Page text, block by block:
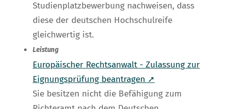
Studienplatzbewerbung nachweisen, dass
diese der deutschen Hochschulreife
gleichwertig ist.
Leistung
Europäischer Rechtsanwalt - Zulassung zur
Eignungsprüfung beantragen ➚
Sie besitzen nicht die Befähigung zum